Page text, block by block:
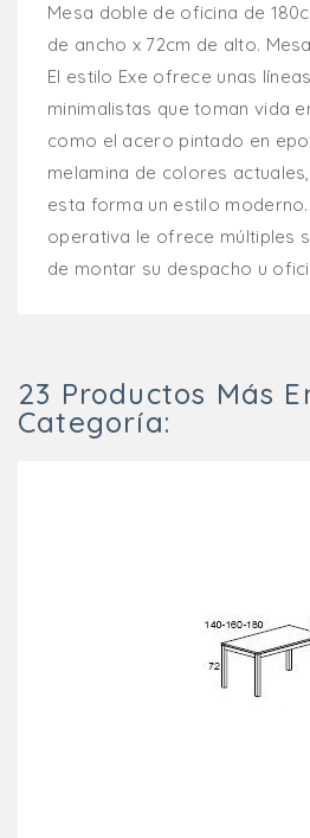
Mesa doble de oficina de
de ancho x 72cm de alto.
El estilo Exe ofrece unas
minimalistas que toman vida
como el acero pintado en
melamina de colores
esta forma un estilo
operativa le ofrece múltiples
de montar su despacho u
23 Productos Más
Categoría: